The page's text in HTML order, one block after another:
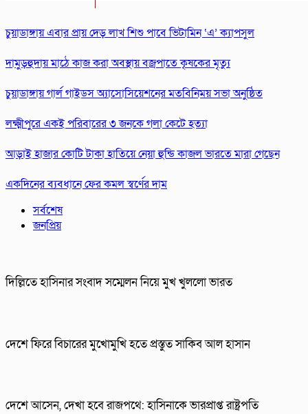
চুয়াডাঙ্গায় এবার প্রায় দেড় লাখ শিশু পাবে ভিটামিন ‘এ’ ক্যাপসুল
দামুড়হুদায় মাঠে কাজ করা অবস্থায় বজ্রপাতে কৃষকের মৃত্যু
চুয়াডাঙ্গায় গার্ল গাইডস অ্যাসোসিয়েশনের মতবিনিময় সভা অনুষ্ঠিত
লক্ষ্মীপুরে একই পরিবারের ৩ জনকে গলা কেটে হত্যা
আড়াই হাজার কো‌টি টাকা হা‌তি‌য়ে নেয়া হুন্ডি কাজল ভারতে মারা গেছেন
একদিনের ব্যবধানে ফের কমল স্বর্ণের দাম
সর্বশেষ
জনপ্রিয়
দিল্লিতে হাসিনার সংবাদ সম্মেলন নিয়ে মুখ খুললো ভারত
দেশে ফিরে বিচারের মুখোমুখি হতে প্রস্তুত সাকিব আল হাসান
দেশে আসেন, দেখা হবে রাজপথে: হাসিনাকে ভারপ্রাপ্ত রাষ্ট্রপতি